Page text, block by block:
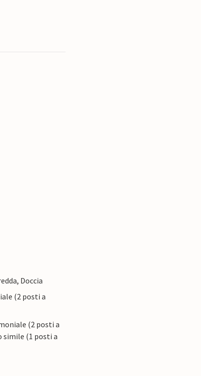
Doccia
(2 posti a
(2 posti a
simile (1 posti a